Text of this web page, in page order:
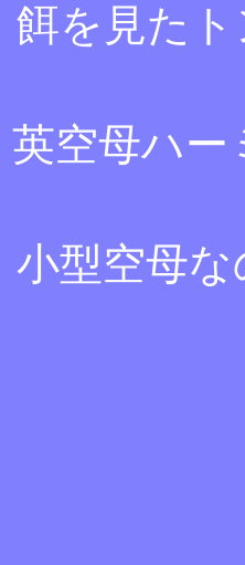
餌を見た
英空母ハー
小型空母